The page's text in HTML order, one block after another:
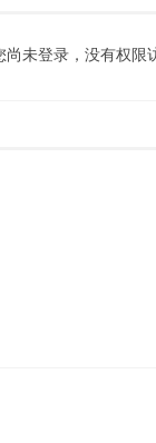
索
尚未登录，没有权限